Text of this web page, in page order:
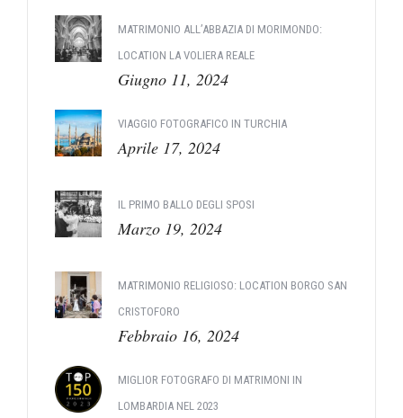
MATRIMONIO ALL’ABBAZIA DI MORIMONDO:
LOCATION LA VOLIERA REALE
Giugno 11, 2024
VIAGGIO FOTOGRAFICO IN TURCHIA
Aprile 17, 2024
IL PRIMO BALLO DEGLI SPOSI
Marzo 19, 2024
MATRIMONIO RELIGIOSO: LOCATION BORGO SAN
CRISTOFORO
Febbraio 16, 2024
MIGLIOR FOTOGRAFO DI MATRIMONI IN
LOMBARDIA NEL 2023